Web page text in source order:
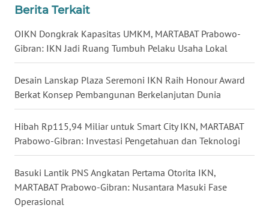
Berita Terkait
OIKN Dongkrak Kapasitas UMKM, MARTABAT Prabowo-
Gibran: IKN Jadi Ruang Tumbuh Pelaku Usaha Lokal
Desain Lanskap Plaza Seremoni IKN Raih Honour Award
Berkat Konsep Pembangunan Berkelanjutan Dunia
Hibah Rp115,94 Miliar untuk Smart City IKN, MARTABAT
Prabowo-Gibran: Investasi Pengetahuan dan Teknologi
Basuki Lantik PNS Angkatan Pertama Otorita IKN,
MARTABAT Prabowo-Gibran: Nusantara Masuki Fase
Operasional
LANGKAT
WN
LESUNG
WN
KARO
WN